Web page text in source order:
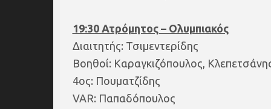
19:30 Ατρόμητος – Ολυμπιακός
Διαιτητής: Τσιμεντερίδης
Βοηθοί: Καραγκιζόπουλος,
4ος: Πουματζίδης
VAR: Παπαδόπουλος